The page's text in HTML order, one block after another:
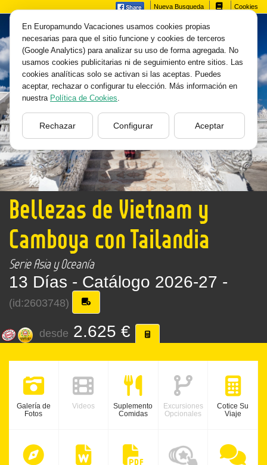
Nueva Busqueda Cookies
Bellezas de Vietnam y
Camboya con Tailandia
Serie Asia y Oceanía
13 Días - Catálogo 2026-27 -
(id:2603748)
desde 2.625 €
Galería de
Fotos
Videos
Suplemento
Comidas
Excursiones
Opcionales
Cotice Su
Viaje
En Europamundo Vacaciones usamos cookies propias
necesarias para que el sitio funcione y cookies de terceros
(Google Analytics) para analizar su uso de forma agregada. No
usamos cookies publicitarias ni de seguimiento entre sitios. Las
cookies analíticas solo se activan si las aceptas. Puedes
aceptar, rechazar o configurar tu elección. Más información en
nuestra Política de Cookies.
Rechazar Configurar Aceptar